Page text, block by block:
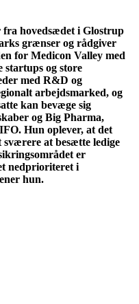
hovedsædet i Glostrup
grænser og rådgiver
for Medicon Valley med
startups og store
med R&D og
arbejdsmarked, og
kan bevæge sig
og Big Pharma,
Hun oplever, at det
sværere at besætte ledige
er
nedprioriteret i
hun.